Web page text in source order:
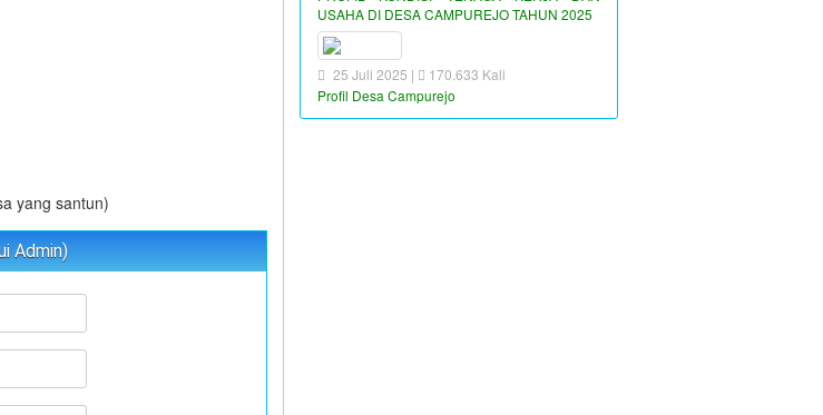
yang santun)
Admin)
USAHA DI DESA CAMPUREJO TAHUN 2025
25 Juli 2025 |
170.633 Kali
Profil Desa Campurejo